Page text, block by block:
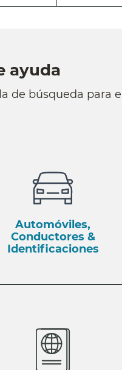
ayuda
de búsqueda para
Automóviles,
Conductores &
Identificaciones